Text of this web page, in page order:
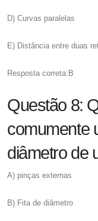
D) Curvas paralelas
E) Distância entre duas
Resposta correta:B
Questão 8:
comumente
diâmetro de
A) pinças externas
B) Fita de diâmetro